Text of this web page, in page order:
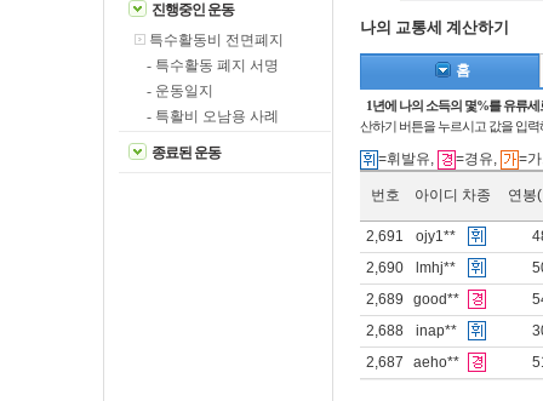
진행중인 운동
특수활동비 전면폐지
- 특수활동 폐지 서명
- 운동일지
- 특활비 오남용 사례
종료된 운동
나의 교통세 계산하기
홈
1년에 나의 소득의 몇%를 유류
산하기 버튼을 누르시고 값을 입
=휘발유, =경유, =
번호 아이디 차종 연봉
2,691 ojy1**
2,690
lmhj**
2,689
good**
2,688
inap**
2,687
aeho**